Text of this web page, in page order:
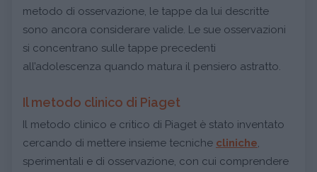
metodo di osservazione, le tappe da lui descritte
sono ancora considerare valide. Le sue osservazioni
si concentrano sulle tappe precedenti
all’adolescenza quando matura il pensiero astratto.
Il metodo clinico di Piaget
Il metodo clinico e critico di Piaget è stato inventato
cercando di mettere insieme tecniche cliniche
sperimentali e di osservazione, con cui comprendere